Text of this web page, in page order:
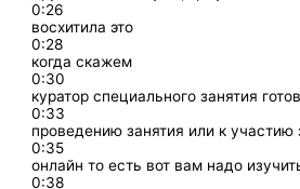
0:26
восхитила это
0:28
когда скажем
0:30
куратор специального занятия
0:33
проведению занятия или к участию
0:35
онлайн то есть вот вам надо
0:38